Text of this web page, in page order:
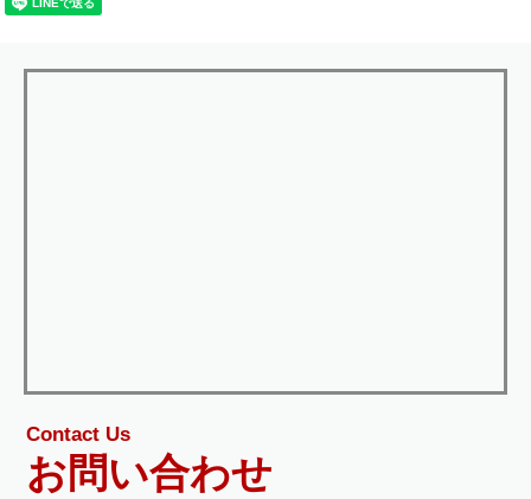
Contact Us
お問い合わせ